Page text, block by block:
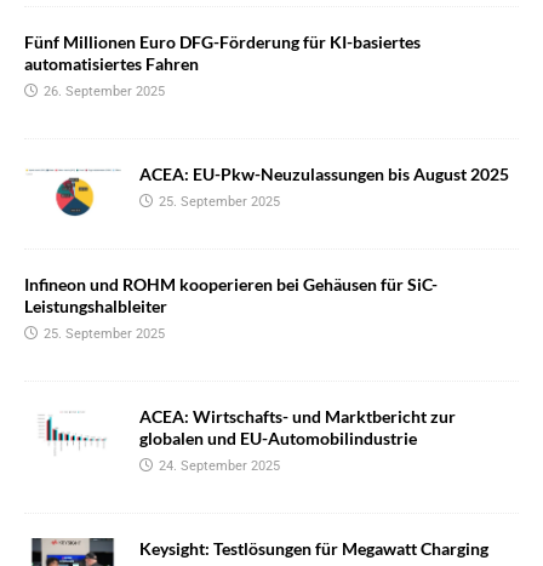
Fünf Millionen Euro DFG-Förderung für KI-basiertes
automatisiertes Fahren
26. September 2025
ACEA: EU-Pkw-Neuzulassungen bis August 2025
25. September 2025
Infineon und ROHM kooperieren bei Gehäusen für SiC-
Leistungshalbleiter
25. September 2025
ACEA: Wirtschafts- und Marktbericht zur
globalen und EU-Automobilindustrie
24. September 2025
Keysight: Testlösungen für Megawatt Charging